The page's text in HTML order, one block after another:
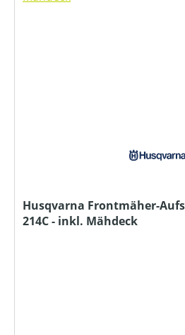
Husqvarna Frontmäher-
214C - inkl. Mähdeck